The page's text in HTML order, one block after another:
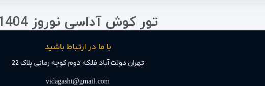
تور کوش آداسی نوروز 1404
با ما در ارتباط باشید
تهران دولت آباد فلکه دوم کوچه زمانی پلاک 22
vidagasht@gmail.com